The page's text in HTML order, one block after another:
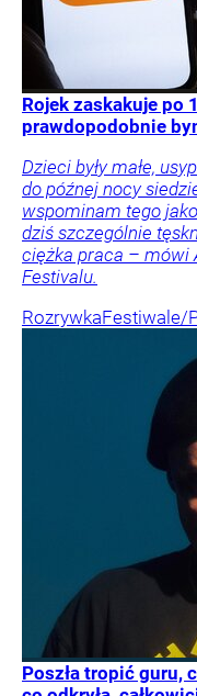
Rojek zaskakuje po
prawdopodobnie
Dzieci były małe,
do późnej nocy
wspominam tego
dziś szczególnie
ciężka praca – mówi
Festivalu.
RozrywkaFestiwale/
Poszła tropić guru,